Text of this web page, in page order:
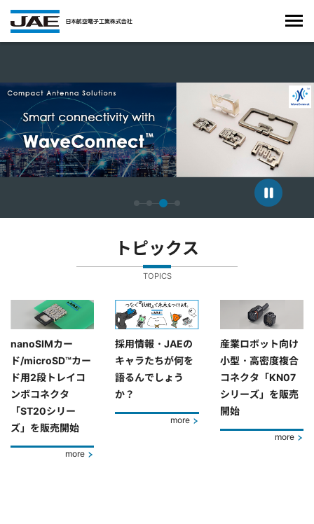
トピックス
TOPICS
nanoSIMカー
ド/microSD™カー
ド用2段トレイコ
ンボコネクタ
「ST20シリー
ズ」を販売開始
more
採用情報・JAEの
キャラたちが何を
語るんでしょう
か？
more
産業ロボット向け
小型・高密度複合
コネクタ「KN07
シリーズ」を販売
開始
more